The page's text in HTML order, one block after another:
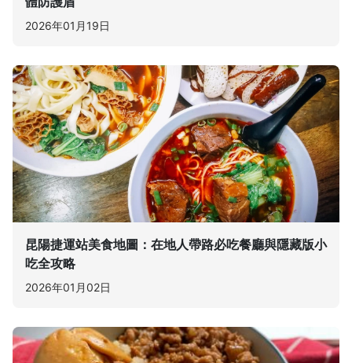
2026年01月19日
昆陽捷運站美食地圖：在地人帶路必吃餐廳與隱藏版小
吃全攻略
2026年01月02日